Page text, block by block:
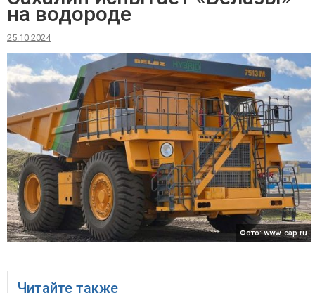
на водороде
25.10.2024
Фото: www. cap.ru
Читайте также